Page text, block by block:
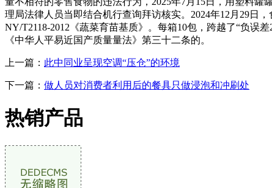
理局法律人员当即结合机行查询拜访核实。2024年12月29日
NY/T2118-2012《蔬菜育苗基质》。每箱10包，跨越了“负误
《中华人平易近国产质量量法》第三十二条的。
上一篇： 此中同业呈现空调“压仓”的环境
下一篇： 做人员对消费者利用后的餐具只做浸泡和冲刷处
热销产品